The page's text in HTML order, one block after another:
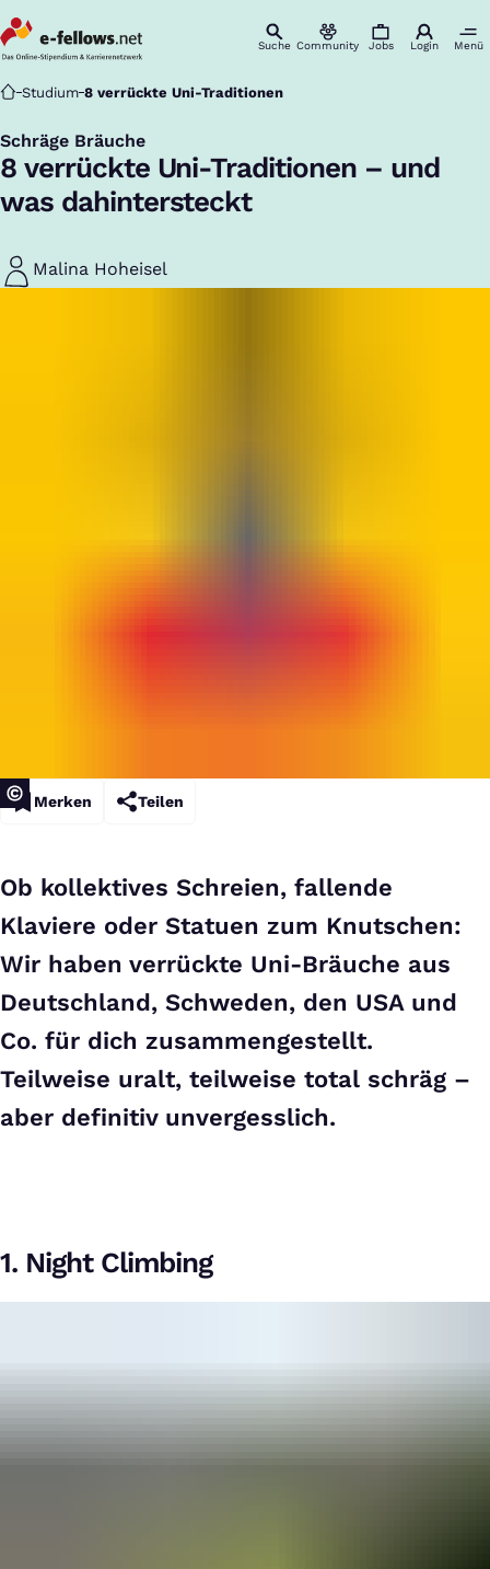
Suche Community Jobs Login Menü
Startseite
Studium 8 verrückte Uni-Traditionen
Schräge Bräuche
:
8 verrückte Uni-Traditionen – und
was dahintersteckt
Malina Hoheisel
Merken Teilen
Ob kollektives Schreien, fallende
Klaviere oder Statuen zum Knutschen:
Wir haben verrückte Uni-Bräuche aus
Deutschland, Schweden, den USA und
Co. für dich zusammengestellt.
Teilweise uralt, teilweise total schräg –
aber definitiv unvergesslich.
1. Night Climbing